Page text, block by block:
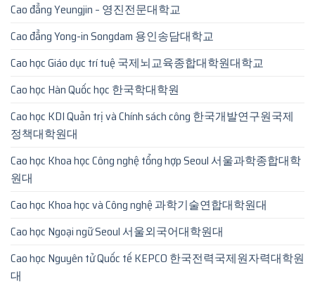
Cao đẳng Yeungjin – 영진전문대학교
Cao đẳng Yong-in Songdam 용인송담대학교
Cao học Giáo dục trí tuệ 국제뇌교육종합대학원대학교
Cao học Hàn Quốc học 한국학대학원
Cao học KDI Quản trị và Chính sách công 한국개발연구원국제
정책대학원대
Cao học Khoa học Công nghệ tổng hợp Seoul 서울과학종합대학
원대
Cao học Khoa học và Công nghệ 과학기술연합대학원대
Cao học Ngoại ngữ Seoul 서울외국어대학원대
Cao học Nguyên tử Quốc tế KEPCO 한국전력국제원자력대학원
대